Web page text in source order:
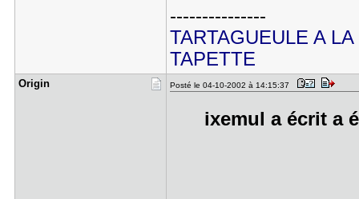
---------------
TARTAGUEULE A
TAPETTE
Origin Posté le 04-10-2002 à 14:15:37
ixemul a écrit a